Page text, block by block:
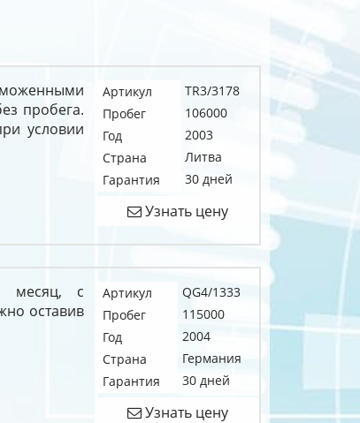
пробега.
условии
Артикул
TR3/3178
Пробег
106000
Год
2003
Страна
Литва
Гарантия
30 дней
Узнать цену
месяц, с
оставив
Артикул
QG4/1333
Пробег
115000
Год
2004
Страна
Германия
Гарантия
30 дней
Узнать цену